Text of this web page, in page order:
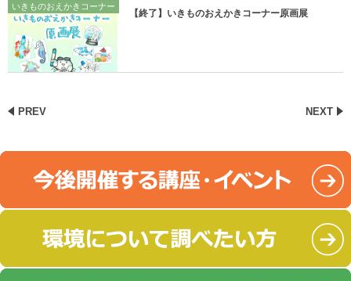
いきものおえかきコーナー
【終了】いきものおえかきコーナー原画展
PREV NEXT